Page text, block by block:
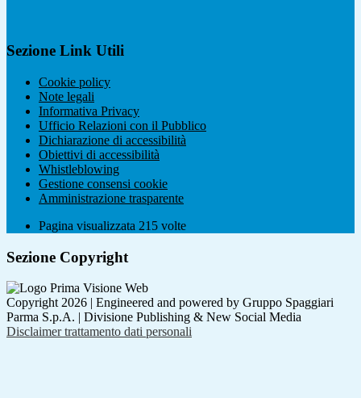
Sezione Link Utili
Cookie policy
Note legali
Informativa Privacy
Ufficio Relazioni con il Pubblico
Dichiarazione di accessibilità
Obiettivi di accessibilità
Whistleblowing
Gestione consensi cookie
Amministrazione trasparente
Pagina visualizzata 215 volte
Sezione Copyright
Copyright 2026 | Engineered and powered by Gruppo Spaggiari
Parma S.p.A. | Divisione Publishing & New Social Media
Disclaimer trattamento dati personali